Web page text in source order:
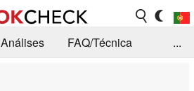
Análises
FAQ/Técnica
...